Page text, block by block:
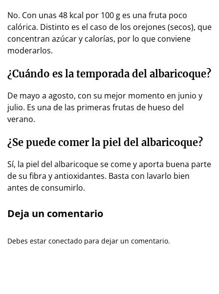
No. Con unas 48 kcal por 100 g es una fruta poco
calórica. Distinto es el caso de los orejones (secos), que
concentran azúcar y calorías, por lo que conviene
moderarlos.
¿Cuándo es la temporada del albaricoque?
De mayo a agosto, con su mejor momento en junio y
julio. Es una de las primeras frutas de hueso del
verano.
¿Se puede comer la piel del albaricoque?
Sí, la piel del albaricoque se come y aporta buena parte
de su fibra y antioxidantes. Basta con lavarlo bien
antes de consumirlo.
Deja un comentario
Debes estar conectado para dejar un comentario.